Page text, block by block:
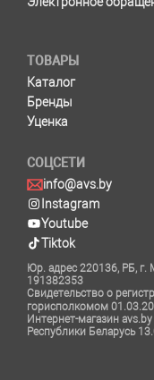
ТОВАРЫ
Каталог
Бренды
Уценка
СОЦСЕТИ
info@avs.by
Instagram
Youtube
Tiktok
Юр. адрес 220136, РБ,
191382353
Свидетельство о
горисполкомом
Интернет-магазин
Республики Беларусь